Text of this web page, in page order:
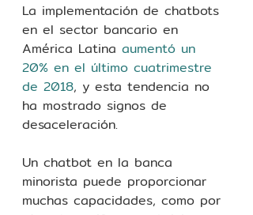
La implementación de chatbots
en el sector bancario en
América Latina aumentó un
20% en el último cuatrimestre
de 2018, y esta tendencia no
ha mostrado signos de
desaceleración.
Un chatbot en la banca
minorista puede proporcionar
muchas capacidades, como por